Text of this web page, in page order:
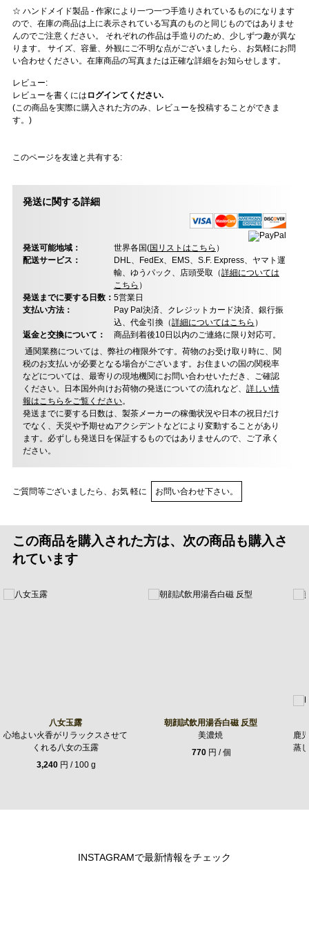
☆ ハンドメイド製品 - 作家により一つ一つ手造りされているものになります
ので、在庫の商品は上に表示されている写真のものと同じものではありませ
んのでご注意ください。 それぞれの作品は手造りのため、少しずつ趣が異な
ります。 サイズ、容量、外観にご不明な点がございましたら、お気軽にお問
い合わせください。在庫商品の写真または正確な詳細をお知らせします。
レビュー:
レビューを書くには ログインてください.
(この商品を実際に購入された方のみ、レビューを投稿することができま
す。)
このページを友達と共有する:
発送に関する詳細
発送可能地域： 世界各国(国リストはこちら ）
配送サービス：
DHL、FedEx、EMS、S.F. Express、ヤマト運
輸、ゆうパック、店頭受取（詳細については
こちら ）
発送までに要する日数： 5営業日
支払い方法：
Pay Pal決済、クレジットカード決済、銀行振
込、代金引換（詳細についてはこちら ）
返金と交換について：
商品到着後10日以内のご連絡に限り対応可。
通関業務については、弊社の権限外です。荷物のお受け取り時に、関
税のお支払いが必要となる場合がございます。お住まいの国の関税率
などについては、最寄りの現地機関にお問い合わせいただき、ご確認
ください。日本国外向けお荷物の発送についての流れなど、 詳しい情
報はこちらをご覧ください。
発送までに要する日数は、製茶メーカーの稼働状況や日本の祝日だけ
でなく、天災や予期せぬアクシデントなどにより変動することがあり
ます。必ずしも発送日を保証するものではありませんので、ご了承く
ださい。
ご質問等ございましたら、お気 軽に お問い合わせ下さい。
この商品を購入された方は、次の商品も購入さ
れています
八女玉露
心地よい火香がリラックスさせて
くれる八女の玉露
3,240 円 / 100 g
朝顔試飲用湯呑白磁 反型
美濃焼
770円 / 個
鹿
蒸
INSTAGRAMで最新情報をチェック